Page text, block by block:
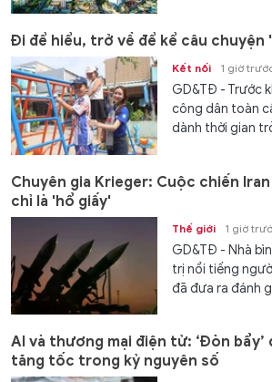
Đi để hiểu, trở về để kể câu chuyện
Kết nối 1 giờ
GD&TĐ - Trước
công dân toàn
dành thời gian
Chuyên gia Krieger: Cuộc chiến
chỉ là 'hổ giấy'
Thế giới 1 giờ
GD&TĐ - Nhà
trị nổi tiếng
đã đưa ra đánh
AI và thương mại điện tử: ‘Đòn bẩy’
tăng tốc trong kỷ nguyên số